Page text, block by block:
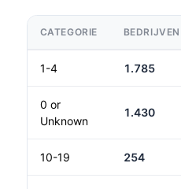
CATEGORIE BEDRIJVEN
1-4 1.785
0 or
Unknown
1.430
10-19 254